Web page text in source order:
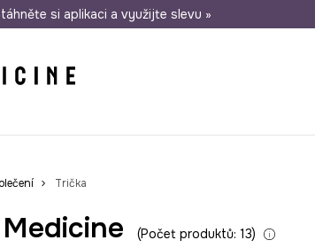
i do 24 hodin 30 dní na vrácení zboží
si aplikaci a využijte slevu »
Trička
Počet produktů: 13